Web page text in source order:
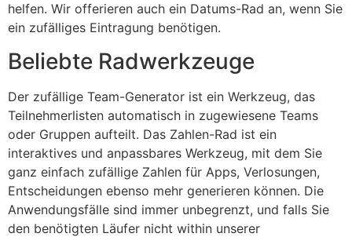
helfen. Wir offerieren auch ein Datums-Rad an, wenn Sie
ein zufälliges Eintragung benötigen.
Beliebte Radwerkzeuge
Der zufällige Team-Generator ist ein Werkzeug, das
Teilnehmerlisten automatisch in zugewiesene Teams
oder Gruppen aufteilt. Das Zahlen-Rad ist ein
interaktives und anpassbares Werkzeug, mit dem Sie
ganz einfach zufällige Zahlen für Apps, Verlosungen,
Entscheidungen ebenso mehr generieren können. Die
Anwendungsfälle sind immer unbegrenzt, und falls Sie
den benötigten Läufer nicht within unserer